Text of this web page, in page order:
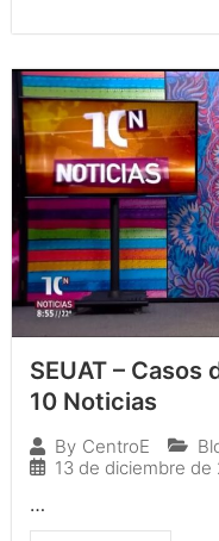
SEUAT – Casos
10 Noticias
By CentroE
13 de diciembre de
…